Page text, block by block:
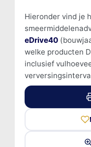
Hieronder vind je
eDrive40
welke producten
inclusief